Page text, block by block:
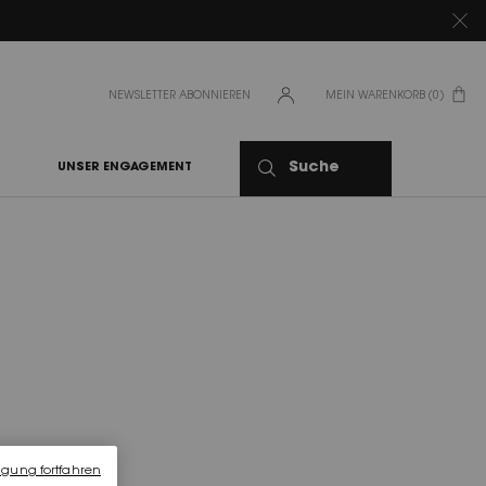
NEWSLETTER ABONNIEREN MEIN WARENKORB 0
UNSER ENGAGEMENT Suche
fortfahren